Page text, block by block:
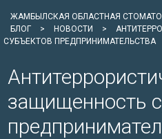
ЖАМБЫЛСКАЯ ОБЛАСТНАЯ
БЛОГ
> НОВОСТИ >
СУБЪЕКТОВ ПРЕДПРИНИМАТЕЛЬСТВА
защищенность